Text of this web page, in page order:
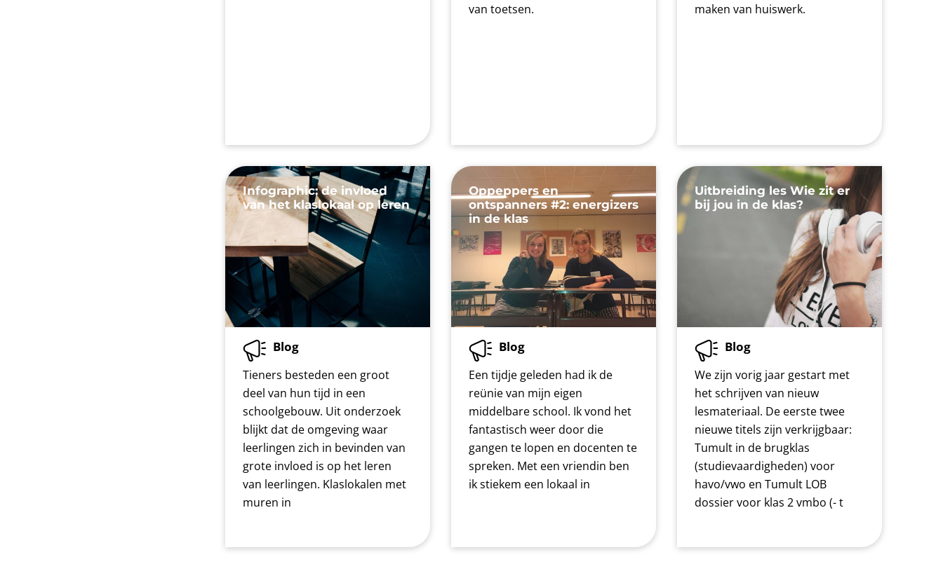
van toetsen.
maken van huiswerk.
Infographic: de invloed
van het klaslokaal op leren
Blog
Tieners besteden een groot
deel van hun tijd in een
schoolgebouw. Uit onderzoek
blijkt dat de omgeving waar
leerlingen zich in bevinden van
grote invloed is op het leren
van leerlingen. Klaslokalen met
muren in
Oppeppers en
ontspanners #2: energizers
in de klas
Blog
Een tijdje geleden had ik de
reünie van mijn eigen
middelbare school. Ik vond het
fantastisch weer door die
gangen te lopen en docenten te
spreken. Met een vriendin ben
ik stiekem een lokaal in
Uitbreiding les Wie zit er
bij jou in de klas?
Blog
We zijn vorig jaar gestart met
het schrijven van nieuw
lesmateriaal. De eerste twee
nieuwe titels zijn verkrijgbaar:
Tumult in de brugklas
(studievaardigheden) voor
havo/vwo en Tumult LOB
dossier voor klas 2 vmbo (- t